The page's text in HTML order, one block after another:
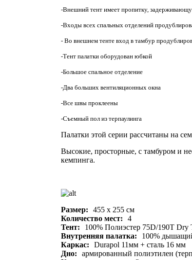
-Внешний тент имеет пропитку,
-Входы всех спальных отделений
- Во внешнем тенте вход в тамбур
-Тент палатки оборудован юбкой
-Большое спальное отделение
-Два больших вентиляционных окна
-Все швы проклеены
-Съемный пол из терпаулинга
Палатки этой серии рассчитаны на
Высокие, просторные, с тамбуром и
кемпинга.
Размер:
455 х 255 см
Количество мест:
4
Тент:
100% Полиэстер 75D/190T Dry
Внутренняя палатка:
100%
Каркас:
Durapol 11мм + сталь 16 мм
Дно:
армированный полиэтилен